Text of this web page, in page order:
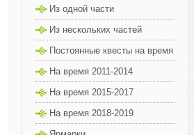
Из одной части
Из нескольких частей
Постоянные квесты на время
На время 2011-2014
На время 2015-2017
На время 2018-2019